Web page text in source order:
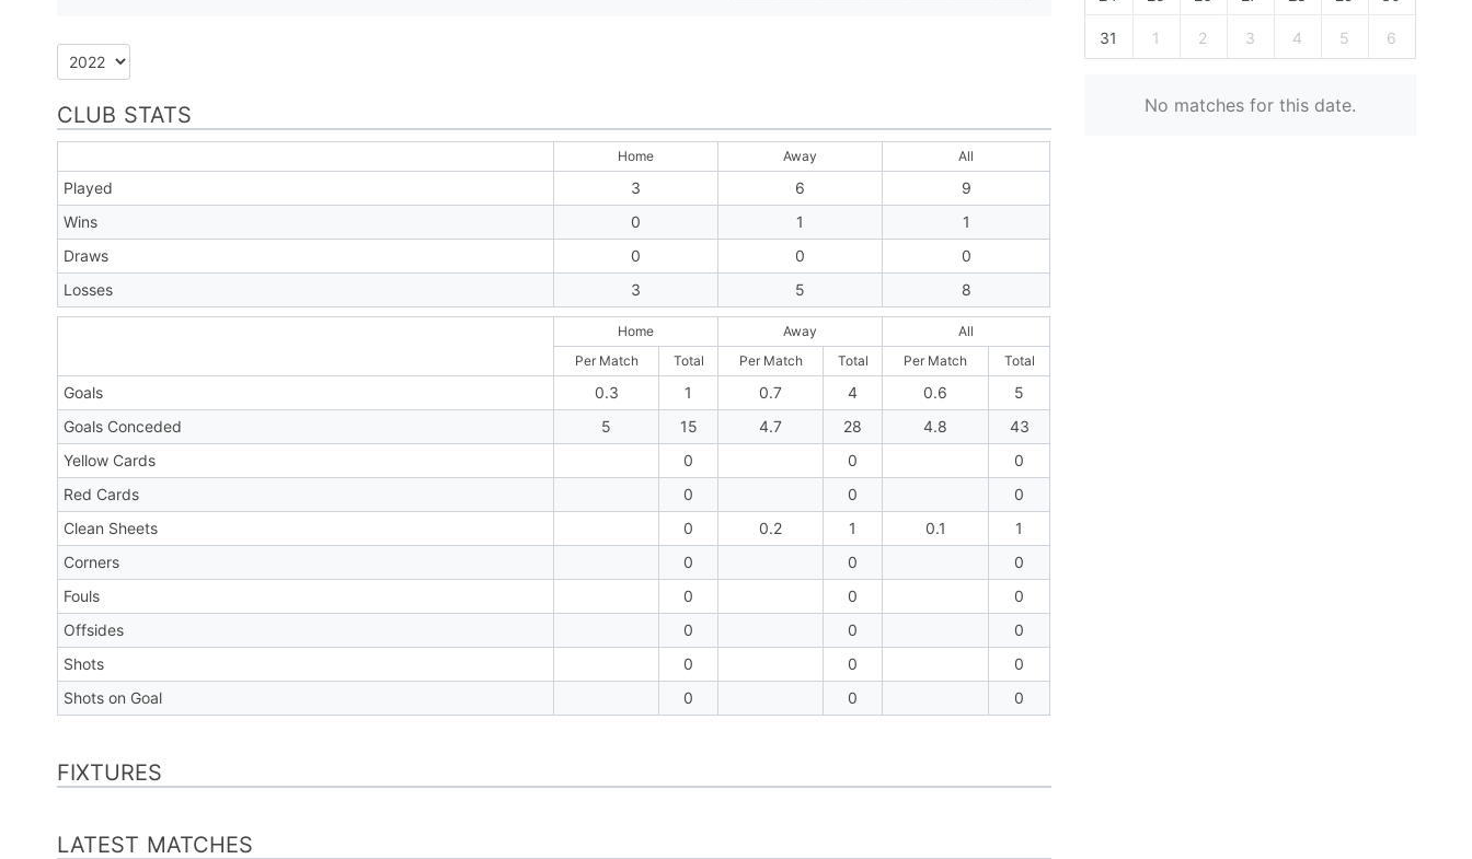
CLUB STATS
Home Away All
Played 3 6
9
Wins
0 1
1
Draws
0 0
0
Losses
3 5 8
Home Away
All
Per Match
Total Per Match Total Per Match Total
Goals 0.3 1 0.7 4 0.6
5
Goals Conceded
5 15 4.7 28 4.8
43
Yellow Cards
0 0
0
Red Cards
0 0
0
Clean Sheets
0 0.2 1 0.1
1
Corners
0 0
0
Fouls
0 0
0
Offsides
0 0
0
Shots
0 0
0
Shots on Goal
0 0 0
FIXTURES
LATEST MATCHES
31 1 2 3 4 5 6
No matches for this date.